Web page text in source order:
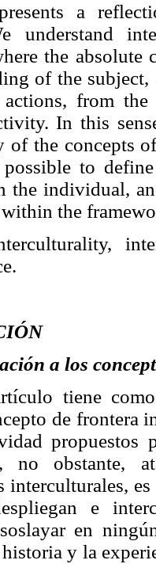
a
understand
the absolute
of the
actions, from
In this
of the concepts
to
the individual,
the
a los
tiene
de frontera
propuestos
no obstante,
interculturales,
e
en
y la